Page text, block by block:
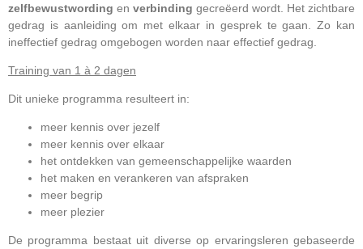
zelfbewustwording en verbinding gecreëerd wordt. Het zichtbare
gedrag is aanleiding om met elkaar in gesprek te gaan. Zo kan
ineffectief gedrag omgebogen worden naar effectief gedrag.
Training van 1 à 2 dagen
Dit unieke programma resulteert in:
meer kennis over jezelf
meer kennis over elkaar
het ontdekken van gemeenschappelijke waarden
het maken en verankeren van afspraken
meer begrip
meer plezier
De programma bestaat uit diverse op ervaringsleren gebaseerde